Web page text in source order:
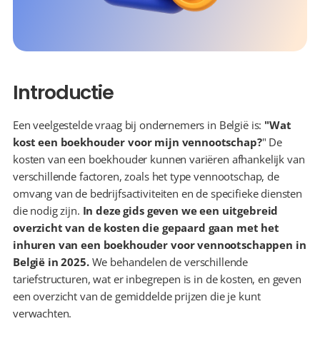
Introductie
Een veelgestelde vraag bij ondernemers in België is: "Wat
kost een boekhouder voor mijn vennootschap?" De
kosten van een boekhouder kunnen variëren afhankelijk van
verschillende factoren, zoals het type vennootschap, de
omvang van de bedrijfsactiviteiten en de specifieke diensten
die nodig zijn. In deze gids geven we een uitgebreid
overzicht van de kosten die gepaard gaan met het
inhuren van een boekhouder voor vennootschappen in
België in 2025. We behandelen de verschillende
tariefstructuren, wat er inbegrepen is in de kosten, en geven
een overzicht van de gemiddelde prijzen die je kunt
verwachten.